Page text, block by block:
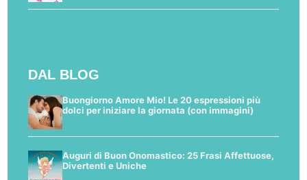
DAL BLOG
Buongiorno Amore Mio! Le 20 espressioni più
dolci per iniziare la giornata (con immagini)
Auguri di Buon Onomastico: 25 Frasi Affettuose,
Divertenti e Uniche